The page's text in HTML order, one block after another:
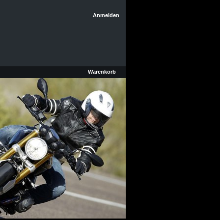
Anmelden
Warenkorb